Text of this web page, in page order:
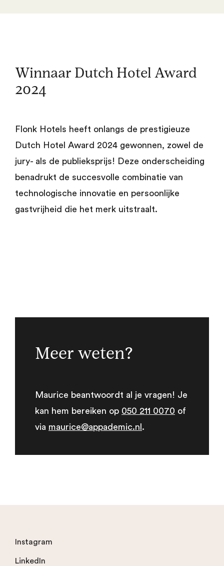
Winnaar Dutch Hotel Award
2024
Flonk Hotels heeft onlangs de prestigieuze
Dutch Hotel Award 2024 gewonnen, zowel de
jury- als de publieksprijs! Deze onderscheiding
benadrukt de succesvolle combinatie van
technologische innovatie en persoonlijke
gastvrijheid die het merk uitstraalt.
Meer weten?
Maurice beantwoordt al je vragen! Je
kan hem bereiken op 050 211 0070 of
via maurice@appademic.nl .
Instagram
LinkedIn